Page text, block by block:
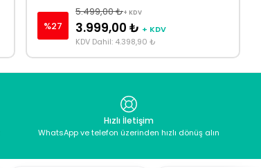
%27
5.499,00 ₺+ KDV
3.999,00 ₺ + KDV
KDV Dahil: 4.398,90 ₺
Hızlı İletişim
WhatsApp ve telefon üzerinden hızlı dönüş alın